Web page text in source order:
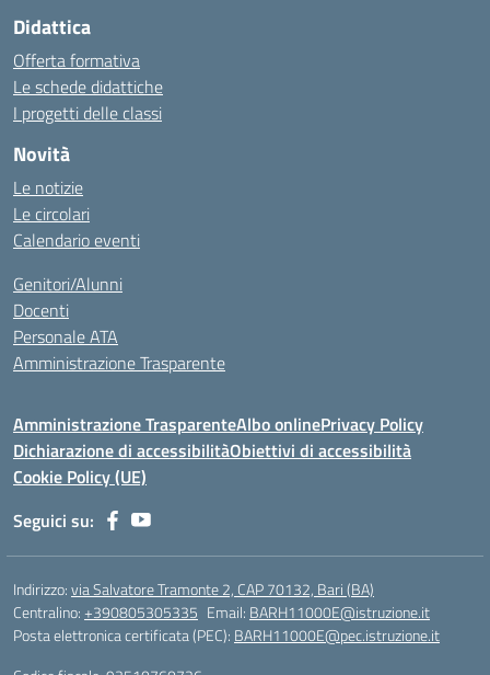
Didattica
Offerta formativa
Le schede didattiche
I progetti delle classi
Novità
Le notizie
Le circolari
Calendario eventi
Genitori/Alunni
Docenti
Personale ATA
Amministrazione Trasparente
Amministrazione TrasparenteAlbo onlinePrivacy Policy
Dichiarazione di accessibilitàObiettivi di accessibilità
Cookie Policy (UE)
Seguici su:
Indirizzo:via Salvatore Tramonte 2, CAP 70132, Bari (BA)
Centralino:+390805305335 Email: BARH11000E@istruzione.it
Posta elettronica certificata (PEC): BARH11000E@pec.istruzione.it